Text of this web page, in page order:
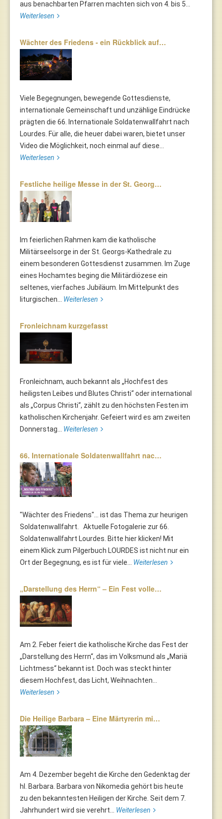
aus benachbarten Pfarren machten sich von 4. bis 5...
Weiterlesen
Wächter des Friedens - ein Rückblick auf…
Viele Begegnungen, bewegende Gottesdienste,
internationale Gemeinschaft und unzählige Eindrücke
prägten die 66. Internationale Soldatenwallfahrt nach
Lourdes. Für alle, die heuer dabei waren, bietet unser
Video die Möglichkeit, noch einmal auf diese...
Weiterlesen
Festliche heilige Messe in der St. Georg…
Im feierlichen Rahmen kam die katholische
Militärseelsorge in der St. Georgs-Kathedrale zu
einem besonderen Gottesdienst zusammen. Im Zuge
eines Hochamtes beging die Militärdiözese ein
seltenes, vierfaches Jubiläum. Im Mittelpunkt des
liturgischen... Weiterlesen
Fronleichnam kurzgefasst
Fronleichnam, auch bekannt als „Hochfest des
heiligsten Leibes und Blutes Christi“ oder international
als „Corpus Christi“, zählt zu den höchsten Festen im
katholischen Kirchenjahr. Gefeiert wird es am zweiten
Donnerstag... Weiterlesen
66. Internationale Soldatenwallfahrt nac…
"Wächter des Friedens"... ist das Thema zur heurigen
Soldatenwallfahrt. Aktuelle Fotogalerie zur 66.
Soldatenwallfahrt Lourdes. Bitte hier klicken! Mit
einem Klick zum Pilgerbuch LOURDES ist nicht nur ein
Ort der Begegnung, es ist für viele... Weiterlesen
„Darstellung des Herrn“ – Ein Fest volle…
Am 2. Feber feiert die katholische Kirche das Fest der
„Darstellung des Herrn“, das im Volksmund als „Mariä
Lichtmess“ bekannt ist. Doch was steckt hinter
diesem Hochfest, das Licht, Weihnachten...
Weiterlesen
Die Heilige Barbara – Eine Märtyrerin mi…
Am 4. Dezember begeht die Kirche den Gedenktag der
hl. Barbara. Barbara von Nikomedia gehört bis heute
zu den bekanntesten Heiligen der Kirche. Seit dem 7.
Jahrhundert wird sie verehrt... Weiterlesen